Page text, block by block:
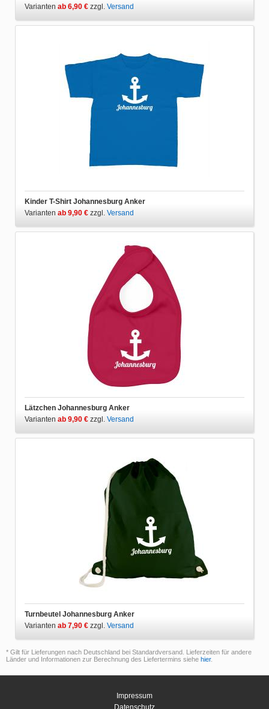
Varianten ab 6,90 € zzgl. Versand
Kinder T-Shirt Johannesburg Anker
Varianten ab 9,90 € zzgl. Versand
Lätzchen Johannesburg Anker
Varianten ab 9,90 € zzgl. Versand
Turnbeutel Johannesburg Anker
Varianten ab 7,90 € zzgl. Versand
* Gilt für Lieferungen nach Deutschland bei Standardversand. Lieferzeiten für andere
Länder und Informationen zur Berechnung des Liefertermins siehe hier.
Impressum
Datenschutz